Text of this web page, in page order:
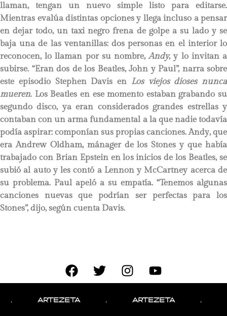
llaman, tengan un nuevo simple listo para editarse.
Mientras evalúa distintas opciones y llega incluso a pensar
en dejar todo, un taxi negro frena de golpe a su lado y se
baja una de las ventanillas: dos personas en el interior lo
reconocen, lo llaman por su nombre,Andy, y lo invitan a
subirse. “Eran dos de los Beatles, John y Paul”, narra sobre
este episodio Stephen Davis en Los viejos dioses nunca
mueren. Los Beatles en ese momento estaban grabando su
segundo disco, ya eran considerados grandes estrellas y
contaban con un arma fundamental a la que nadie todavía
podía aspirar: componían sus propias canciones. Andy, que
era Andrew Oldham, mánager de los Stones y que había
trabajado con Brian Epstein en los inicios de los Beatles, se
subió al auto y les contó a Lennon y McCartney acerca de
su problema. Paul apeló a su empatía. “Tenemos algunas
canciones nuevas que podrían ser perfectas para los
Stones”, dijo, según cuenta Davis.
Enseguida pusieron como destino el Studio 51 en la zona
del Soho, donde los Stones estaban ensayando. Llegaron,
una canción para ellos. “Lennon y McCartney agarraron
ARTEZETA . ARTEZETA .